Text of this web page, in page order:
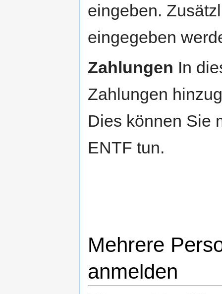
eingeben.
eingegeben
Zahlungen In
Zahlungen
Dies können Sie
ENTF tun.
Mehrere
anmelden